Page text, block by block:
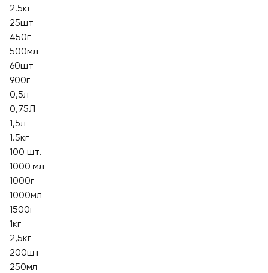
2.5кг
25шт
450г
500мл
60шт
900г
0,5л
0,75Л
1,5л
1.5кг
100 шт.
1000 мл
1000г
1000мл
1500г
1кг
2,5кг
200шт
250мл